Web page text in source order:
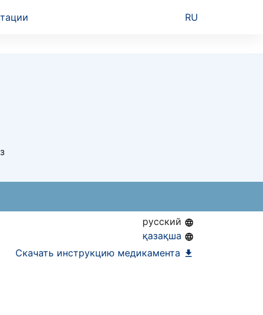
RU
русский
қазақша
Скачать инструкцию медикамента